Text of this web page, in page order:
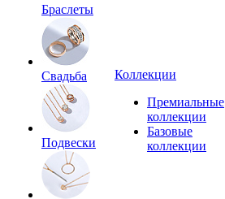
Браслеты
Свадьба
Подвески
Коллекции
Премиальные
коллекции
Базовые
коллекции